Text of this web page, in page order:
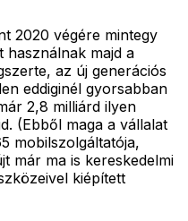
2020 végére mintegy
használnak majd a
az új generációs
eddiginél gyorsabban
2,8 milliárd ilyen
(Ebből maga a vállalat
mobilszolgáltatója,
már ma is kereskedelmi
kiépített